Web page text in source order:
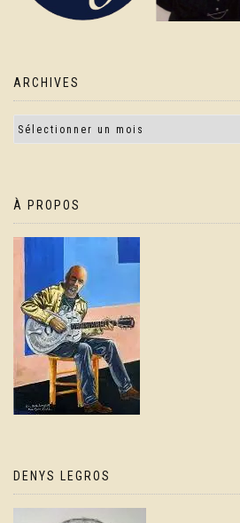
ARCHIVES
À PROPOS
DENYS LEGROS